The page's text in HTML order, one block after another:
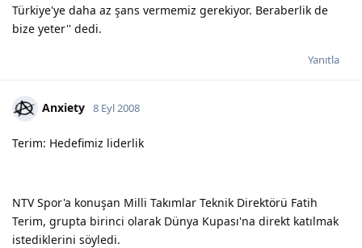
Türkiye'ye daha az şans vermemiz gerekiyor. Beraberlik de
bize yeter'' dedi.
Yanıtla
Anxiety 8 Eyl 2008
Terim: Hedefimiz liderlik
NTV Spor'a konuşan Milli Takımlar Teknik Direktörü Fatih
Terim, grupta birinci olarak Dünya Kupası'na direkt katılmak
istediklerini söyledi.